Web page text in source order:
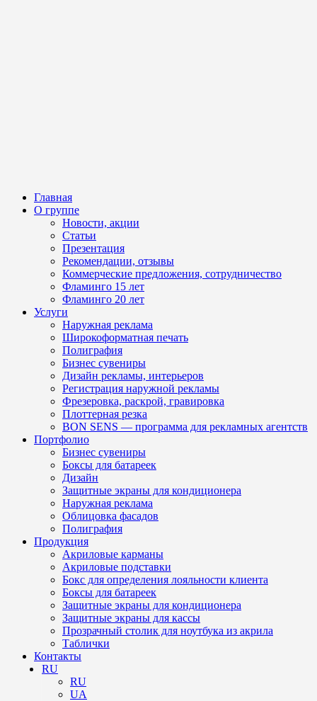
Главная
О группе
Новости, акции
Статьи
Презентация
Рекомендации, отзывы
Коммерческие предложения, сотрудничество
Фламинго 15 лет
Фламинго 20 лет
Услуги
Наружная реклама
Широкоформатная печать
Полиграфия
Бизнес сувениры
Дизайн рекламы, интерьеров
Регистрация наружной рекламы
Фрезеровка, раскрой, гравировка
Плоттерная резка
BON SENS — программа для рекламных агентств
Портфолио
Бизнес сувениры
Боксы для батареек
Дизайн
Защитные экраны для кондиционера
Наружная реклама
Облицовка фасадов
Полиграфия
Продукция
Акриловые карманы
Акриловые подставки
Бокс для определения лояльности клиента
Боксы для батареек
Защитные экраны для кондиционера
Защитные экраны для кассы
Прозрачный столик для ноутбука из акрила
Таблички
Контакты
RU
RU
UA